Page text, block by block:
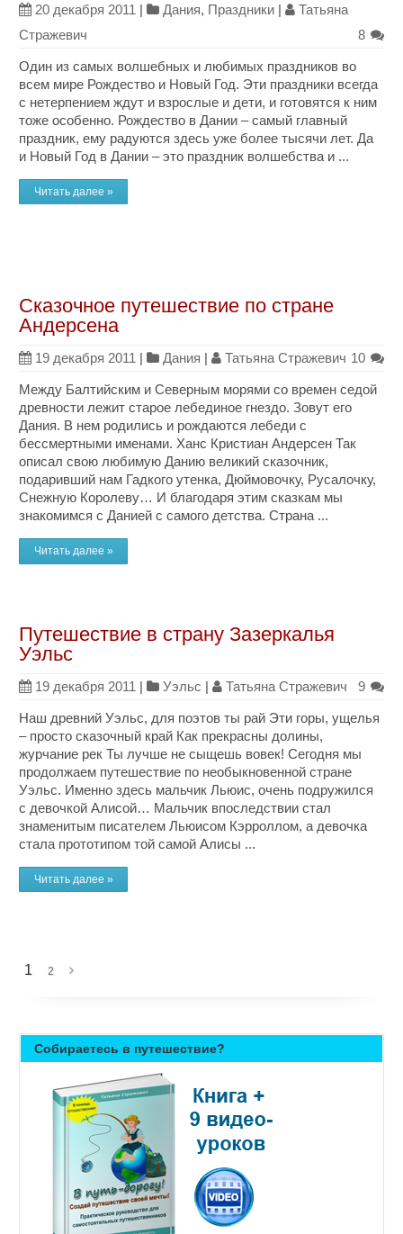
20 декабря 2011 | Дания, Праздники |
Татьяна
Стражевич
8
Один из самых волшебных и любимых праздников во
всем мире Рождество и Новый Год. Эти праздники всегда
с нетерпением ждут и взрослые и дети, и готовятся к ним
тоже особенно. Рождество в Дании – самый главный
праздник, ему радуются здесь уже более тысячи лет. Да
и Новый Год в Дании – это праздник волшебства и ...
Читать далее »
Сказочное путешествие по стране
Андерсена
19 декабря 2011 | Дания | Татьяна Стражевич 10
Между Балтийским и Северным морями со времен седой
древности лежит старое лебединое гнездо. Зовут его
Дания. В нем родились и рождаются лебеди с
бессмертными именами. Ханс Кристиан Андерсен Так
описал свою любимую Данию великий сказочник,
подаривший нам Гадкого утенка, Дюймовочку, Русалочку,
Снежную Королеву… И благодаря этим сказкам мы
знакомимся с Данией с самого детства. Страна ...
Читать далее »
Путешествие в страну Зазеркалья
Уэльс
19 декабря 2011 | Уэльс | Татьяна Стражевич 9
Наш древний Уэльс, для поэтов ты рай Эти горы, ущелья
– просто сказочный край Как прекрасны долины,
журчание рек Ты лучше не сыщешь вовек! Сегодня мы
продолжаем путешествие по необыкновенной стране
Уэльс. Именно здесь мальчик Льюис, очень подружился
с девочкой Алисой… Мальчик впоследствии стал
знаменитым писателем Льюисом Кэрроллом, а девочка
стала прототипом той самой Алисы ...
Читать далее »
1 2
Собираетесь в путешествие?